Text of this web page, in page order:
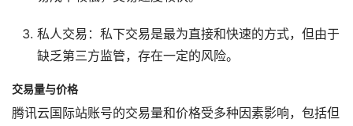
私人交易：私下交易是最为直接和快速的方式，但由于
缺乏第三方监管，存在一定的风险。
交易量与价格
腾讯云国际站账号的交易量和价格受多种因素影响，包括但